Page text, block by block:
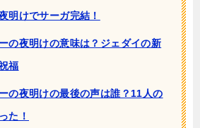
明けでサーガ完結！
の夜明けの意味は？ジェダイの新
福
の夜明けの最後の声は誰？11人の
た！